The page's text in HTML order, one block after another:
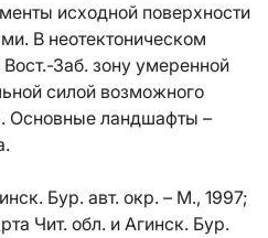
исходной поверхности
В неотектоническом
Заб. зону умеренной
силой возможного
Основные ландшафты –
Бур. авт. окр. – М., 1997;
Чит. обл. и Агинск. Бур.